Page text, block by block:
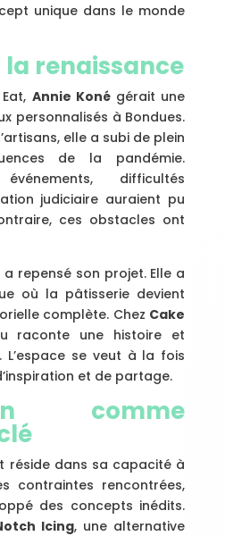
unique dans le monde
la renaissance
Annie Konégérait une
personnalisés à Bondues.
elle a subi de plein
de la pandémie.
difficultés
judiciaire auraient pu
ces obstacles ont
repensé son projet. Elle a
où la pâtisserie devient
complète. Chez Cake
raconte une histoire et
L’espace se veut à la fois
et de partage.
comme
réside dans sa capacité à
contraintes rencontrées,
des concepts inédits.
Icing, une alternative